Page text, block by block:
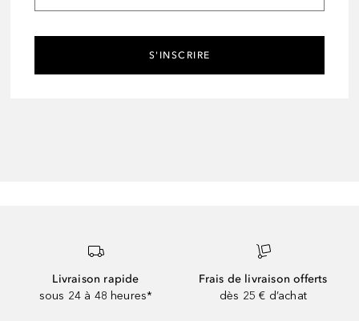
S'INSCRIRE
Livraison rapide
sous 24 à 48 heures*
Frais de livraison offerts
dès 25 € d’achat